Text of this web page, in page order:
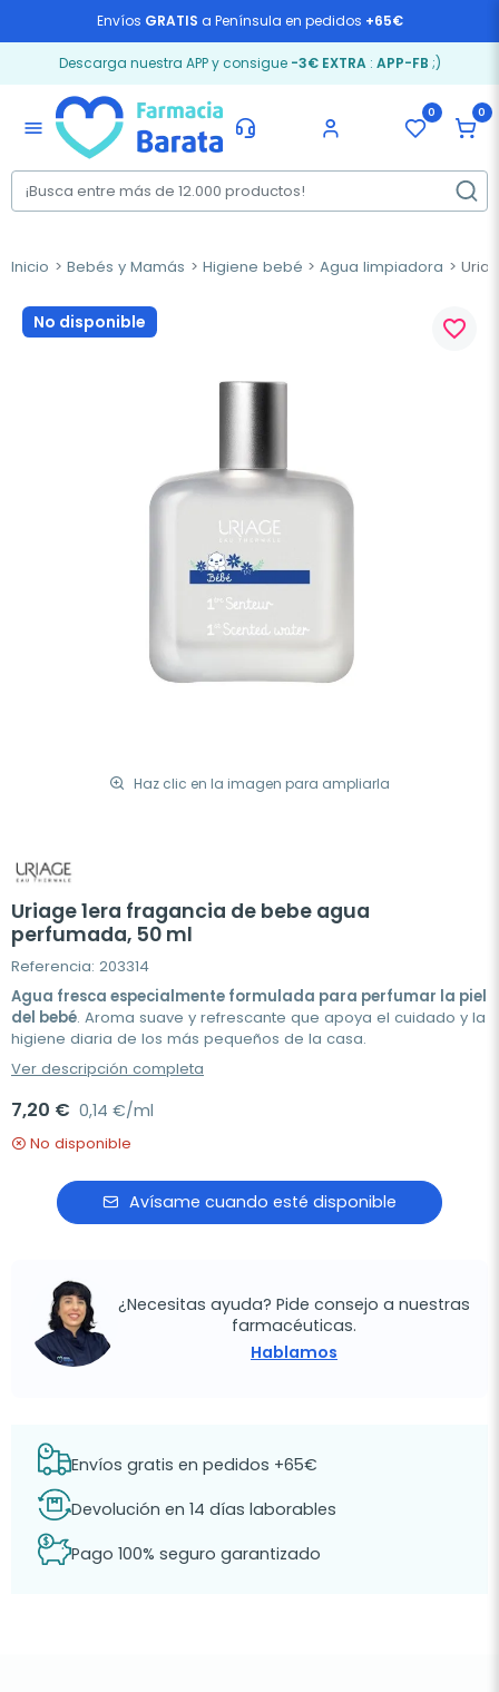
Envíos GRATIS a Península en pedidos +65€
Descarga nuestra APP y consigue -3€ EXTRA: APP-FB ;)
menu
0 0
Inicio Bebés y Mamás Higiene bebé Agua limpiadora
No disponible
Haz clic en la imagen para ampliarla
favorite_border
Uriage 1era fragancia de bebe agua
perfumada, 50 ml
Referencia: 203314
Agua fresca especialmente formulada para perfumar la piel
del bebé. Aroma suave y refrescante que apoya el cuidado y la
higiene diaria de los más pequeños de la casa.
Ver descripción completa
7,20 € 0,14 €/ml
No disponible
Avísame cuando esté disponible
¿Necesitas ayuda? Pide consejo a nuestras
farmacéuticas.
Hablamos
Envíos gratis en pedidos +65€
Devolución en 14 días laborables
Pago 100% seguro garantizado